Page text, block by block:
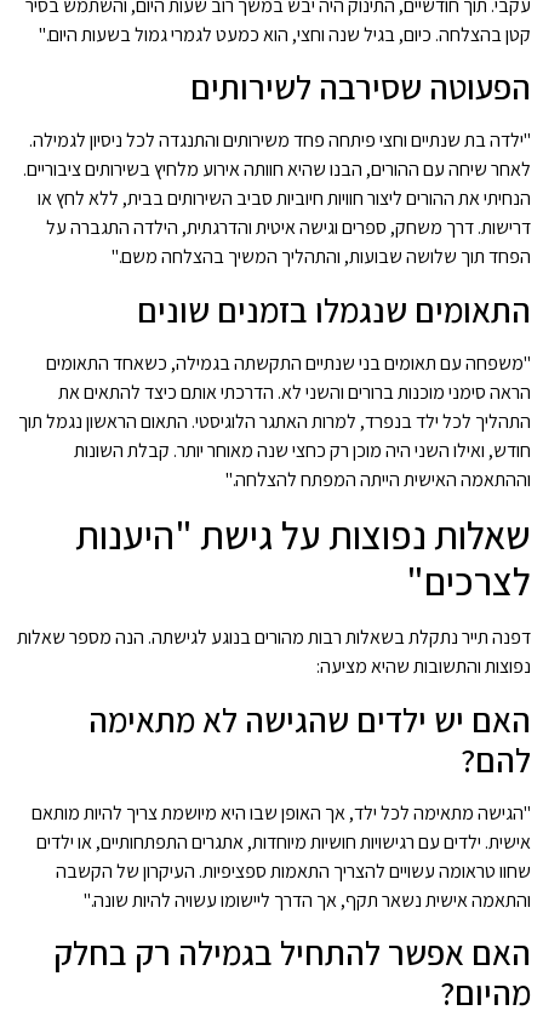
עקבי. תוך חודשיים, התינוק היה יבש במשך רוב שעות היום, והשתמש בסיר
קטן בהצלחה. כיום, בגיל שנה וחצי, הוא כמעט לגמרי גמול בשעות היום."
הפעוטה שסירבה לשירותים
"ילדה בת שנתיים וחצי פיתחה פחד משירותים והתנגדה לכל ניסיון לגמילה.
לאחר שיחה עם ההורים, הבנו שהיא חוותה אירוע מלחיץ בשירותים ציבוריים.
הנחיתי את ההורים ליצור חוויות חיוביות סביב השירותים בבית, ללא לחץ או
דרישות. דרך משחק, ספרים וגישה איטית והדרגתית, הילדה התגברה על
הפחד תוך שלושה שבועות, והתהליך המשיך בהצלחה משם."
התאומים שנגמלו בזמנים שונים
"משפחה עם תאומים בני שנתיים התקשתה בגמילה, כשאחד התאומים
הראה סימני מוכנות ברורים והשני לא. הדרכתי אותם כיצד להתאים את
התהליך לכל ילד בנפרד, למרות האתגר הלוגיסטי. התאום הראשון נגמל תוך
חודש, ואילו השני היה מוכן רק כחצי שנה מאוחר יותר. קבלת השונות
וההתאמה האישית הייתה המפתח להצלחה."
שאלות נפוצות על גישת "היענות
לצרכים"
דפנה תייר נתקלת בשאלות רבות מהורים בנוגע לגישתה. הנה מספר שאלות
נפוצות והתשובות שהיא מציעה:
האם יש ילדים שהגישה לא מתאימה
להם?
"הגישה מתאימה לכל ילד, אך האופן שבו היא מיושמת צריך להיות מותאם
אישית. ילדים עם רגישויות חושיות מיוחדות, אתגרים התפתחותיים, או ילדים
שחוו טראומה עשויים להצריך התאמות ספציפיות. העיקרון של הקשבה
והתאמה אישית נשאר תקף, אך הדרך ליישומו עשויה להיות שונה."
האם אפשר להתחיל בגמילה רק בחלק
מהיום?